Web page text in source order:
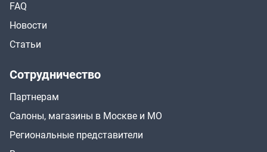
FAQ
Новости
Статьи
Сотрудничество
Партнерам
Салоны, магазины в Москве и МО
Региональные представители